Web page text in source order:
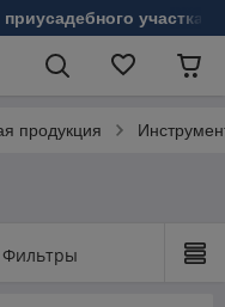
участка!
продукция
Фильтры